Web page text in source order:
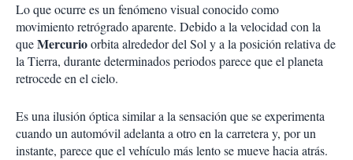
Lo que ocurre es un fenómeno visual conocido como
movimiento retrógrado aparente. Debido a la velocidad con la
queMercurioorbita alrededor del Sol y a la posición relativa de
la Tierra, durante determinados periodos parece que el planeta
retrocede en el cielo.
Es una ilusión óptica similar a la sensación que se experimenta
cuando un automóvil adelanta a otro en la carretera y, por un
instante, parece que el vehículo más lento se mueve hacia atrás.